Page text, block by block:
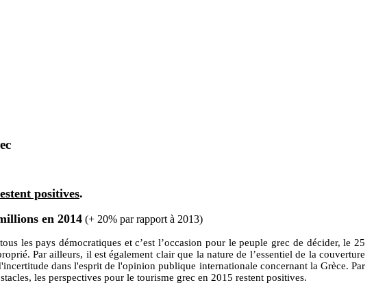
positives.
en 2014 (+ 20% par rapport à 2013)
les pays démocratiques et c’est l’occasion pour le peuple grec de décider, le 25
Par ailleurs, il est également clair que la nature de l’essentiel de la couverture
dans l'esprit de l'opinion publique internationale concernant la Grèce. Par
les perspectives pour le tourisme grec en 2015 restent positives.